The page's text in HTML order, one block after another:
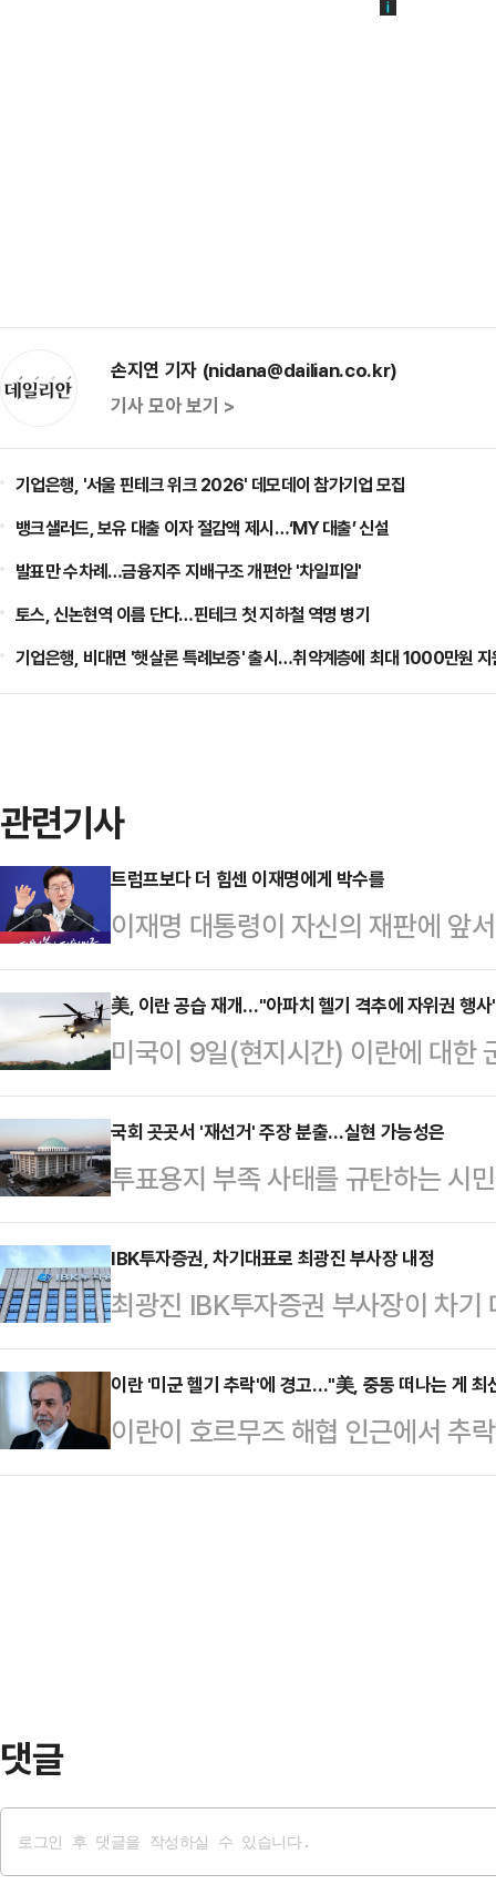
손지연 기자 (nidana@dailian.co.kr)
기사 모아 보기 >
기업은행, '서울 핀테크 위크 2026' 데모데이 참가기업 모집
뱅크샐러드, 보유 대출 이자 절감액 제시…‘MY 대출’ 신설
발표만 수차례…금융지주 지배구조 개편안 '차일피일'
토스, 신논현역 이름 단다…핀테크 첫 지하철 역명 병기
기업은행, 비대면 '햇살론 특례보증' 출시…취약계층에 최대 1000만원 지
관련기사
트럼프보다 더 힘센 이재명에게 박수를
이재명 대통령이 자신의 재판에 앞
분명히 했다. 그는 8일 취임 1주년
대로 하면 된다”며 “잘못됐으면 취
했다. 그럴듯한 말이다. 그런데 옳
상 규명은 해야 되겠다. 객관적으로
주장했다. 그러니까 법원의 판단을
법하고 합리적인 절차다. 그런데 그
격 받고…
美, 이란 공습 재개…"아파치 헬기 격추에 자위권 행
미국이 9일(현지시간) 이란에 대한
급격히 악화되고 있다.로이터통신
이날 오후 5시쯤 이란 내 군사 목표
다. 미국 정부는 이번 공격이 이란
64 아파치 공격헬기를 격추한 데
널드 트럼프 미국 대통령은 이란이
장하며 “미국은 반드시 대응해야
들을 구조했지만, 이…
국회 곳곳서 '재선거' 주장 분출…실현 가능성은
투표용지 부족 사태를 규탄하는 시
동참하면서 재선거 실현 가능성에
주장대로 공직선거법을 개정한 뒤
지만 다른 여야 의원들이 개정안에
원이 인용해도 재선거가 가능하지
다.9일 정치권에 따르면, 장동혁 국
해 연일 '전면 재선거'를 촉구하고
열어 "즉각 재선거 …
IBK투자증권, 차기대표로 최광진 부사장 내정
최광진 IBK투자증권 부사장이 차
원추천후보위원회를 열고 차기 대
을 내정했다고 전했다.최 부사장은
장·CIB그룹장을 역임했다.특히
내 은행·증권 시너지 사업을 적극
이란 '미군 헬기 추락'에 경고…"美, 중동 떠나는 게 최
이란이 호르무즈 해협 인근에서 추
한 강경 경고 메시지를 내놓으면서
댓글